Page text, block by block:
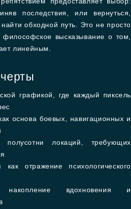
последствия, или вернуться,
обходной путь. Это не просто
высказывание о том,
линейным.
графикой, где каждый пиксель
основа боевых, навигационных и
локаций, требующих
как отражение психологического
накопление вдохновения и